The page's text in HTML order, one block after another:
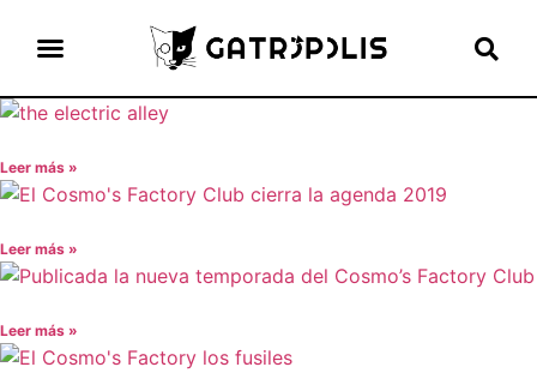
Leer más »
Leer más »
Leer más »